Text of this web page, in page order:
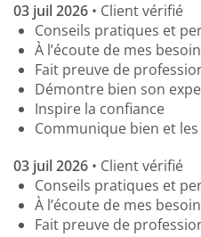
03 juil 2026 • Client vérifié
Conseils pratiques et
À l’écoute de mes
Fait preuve de
Démontre bien son
Inspire la confiance
Communique bien et
03 juil 2026 • Client vérifié
Conseils pratiques et
À l’écoute de mes
Fait preuve de